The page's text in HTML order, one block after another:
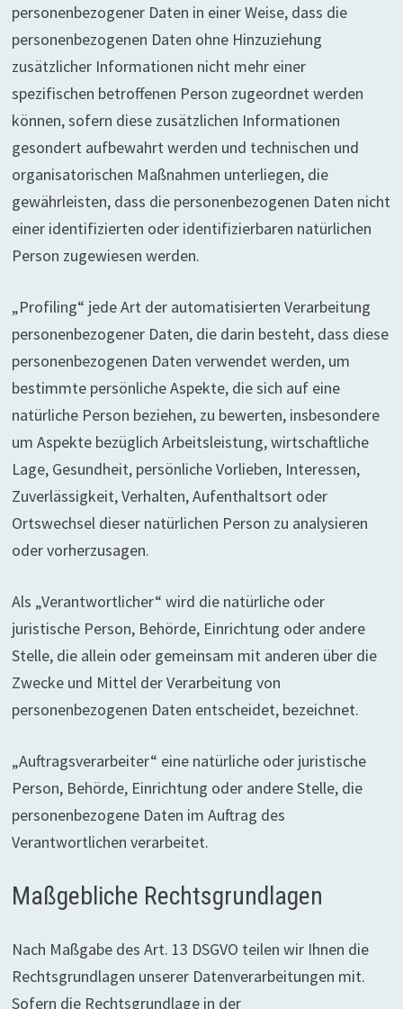
personenbezogener Daten in einer Weise, dass die
personenbezogenen Daten ohne Hinzuziehung
zusätzlicher Informationen nicht mehr einer
spezifischen betroffenen Person zugeordnet werden
können, sofern diese zusätzlichen Informationen
gesondert aufbewahrt werden und technischen und
organisatorischen Maßnahmen unterliegen, die
gewährleisten, dass die personenbezogenen Daten nicht
einer identifizierten oder identifizierbaren natürlichen
Person zugewiesen werden.
„Profiling“ jede Art der automatisierten Verarbeitung
personenbezogener Daten, die darin besteht, dass diese
personenbezogenen Daten verwendet werden, um
bestimmte persönliche Aspekte, die sich auf eine
natürliche Person beziehen, zu bewerten, insbesondere
um Aspekte bezüglich Arbeitsleistung, wirtschaftliche
Lage, Gesundheit, persönliche Vorlieben, Interessen,
Zuverlässigkeit, Verhalten, Aufenthaltsort oder
Ortswechsel dieser natürlichen Person zu analysieren
oder vorherzusagen.
Als „Verantwortlicher“ wird die natürliche oder
juristische Person, Behörde, Einrichtung oder andere
Stelle, die allein oder gemeinsam mit anderen über die
Zwecke und Mittel der Verarbeitung von
personenbezogenen Daten entscheidet, bezeichnet.
„Auftragsverarbeiter“ eine natürliche oder juristische
Person, Behörde, Einrichtung oder andere Stelle, die
personenbezogene Daten im Auftrag des
Verantwortlichen verarbeitet.
Maßgebliche Rechtsgrundlagen
Nach Maßgabe des Art. 13 DSGVO teilen wir Ihnen die
Rechtsgrundlagen unserer Datenverarbeitungen mit.
Sofern die Rechtsgrundlage in der